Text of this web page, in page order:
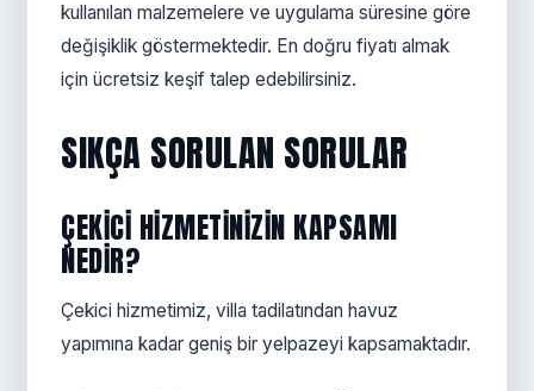
kullanılan malzemelere ve uygulama süresine göre
değişiklik göstermektedir. En doğru fiyatı almak
için ücretsiz keşif talep edebilirsiniz.
SIKÇA SORULAN SORULAR
ÇEKICI HIZMETINIZIN KAPSAMI
NEDIR?
Çekici hizmetimiz, villa tadilatından havuz
yapımına kadar geniş bir yelpazeyi kapsamaktadır.